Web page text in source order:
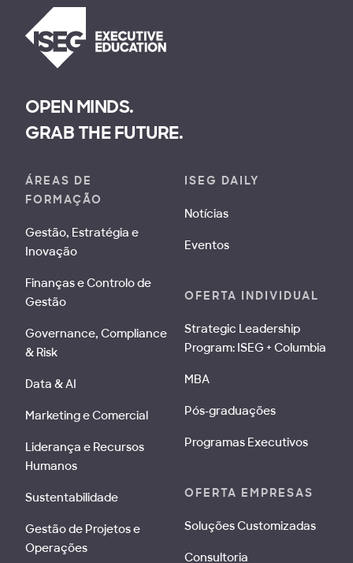
OPEN MINDS.
GRAB THE FUTURE.
ÁREAS DE
FORMAÇÃO
Gestão, Estratégia e
Inovação
Finanças e Controlo de
Gestão
Governance, Compliance
& Risk
Data & AI
Marketing e Comercial
Liderança e Recursos
Humanos
Sustentabilidade
Gestão de Projetos e
Operações
ISEG DAILY
Notícias
Eventos
OFERTA INDIVIDUAL
Strategic Leadership
Program: ISEG + Columbia
MBA
Pós-graduações
Programas Executivos
OFERTA EMPRESAS
Soluções Customizadas
Consultoria